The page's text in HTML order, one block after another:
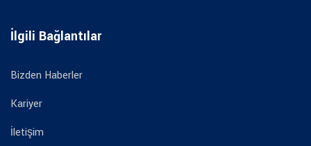
İlgili Bağlantılar
Bizden Haberler
Kariyer
İletişim